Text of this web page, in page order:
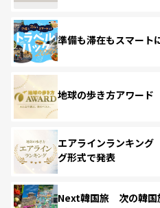
準備も滞在もスマー
地球の歩き方アワード
エアラインランキン
グ形式で発表
Next韓国旅 次の韓国